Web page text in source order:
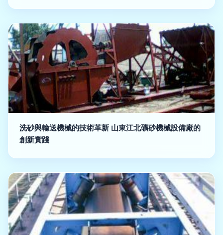
洗砂與輸送機械的技術革新 山東江北礦砂機械設備廠的
創新實踐